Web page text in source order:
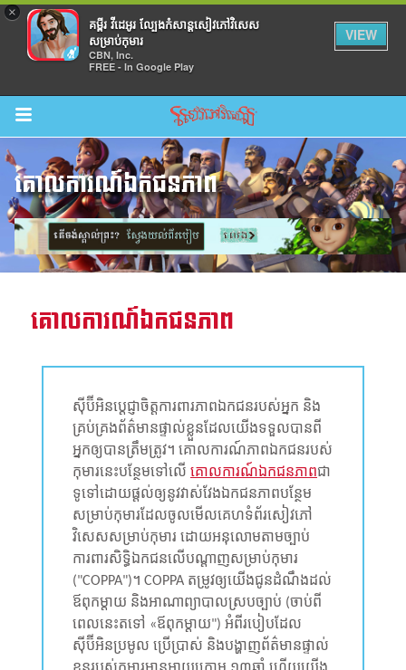
×
គម្ពីរ វីដេអូរ ល្បែងកំសាន្តសៀវភៅវិសេស
សម្រាប់កុមារ
CBN, Inc.
FREE - In Google Play
VIEW
Return to Content
ល់
ះគម្ពីរសៀវភៅវិសេសឥតគិតថ្លៃ
គោលការណ៍ឯកជនភាព
គោលការណ៍ឯកជនភាព
ស៊ីប៊ីអិនប្តេជ្ញាចិត្តការពារភាពឯកជនរបស់អ្នក និង
គ្រប់គ្រងព័ត៌មានផ្ទាល់ខ្លួនដែលយើងទទួលបានពី
អ្នកឲ្យបានត្រឹមត្រូវ។ គោលការណ៍ភាពឯកជនរបស់
កុមារនេះបន្ថែមទៅលើ គោលការណ៍ឯកជនភាពជា
ទូទៅដោយផ្តល់ឲ្យនូវវាស់វែងឯកជនភាពបន្ថែម
សម្រាប់កុមារដែលចូលមើលគេហទំព័រសៀវភៅ
វិសេសសម្រាប់កុមារ ដោយអនុលោមតាមច្បាប់
ការពារសិទ្ធិឯកជនលើបណ្តាញសម្រាប់កុមារ
("COPPA")។ COPPA តម្រូវឲ្យយើងជូនដំណឹងដល់
ឪពុកម្តាយ និងអាណាព្យាបាលស្របច្បាប់ (ចាប់ពី
ពេលនេះតទៅ «ឪពុកម្តាយ") អំពីរបៀបដែល
ស៊ីប៊ីអិនប្រមូល ប្រើប្រាស់ និងបង្ហាញព័ត៌មានផ្ទាល់